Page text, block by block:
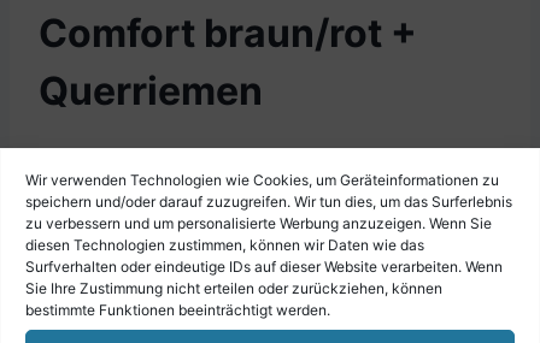
Wir verwenden Technologien wie Cookies, um Geräteinformationen zu
speichern und/oder darauf zuzugreifen. Wir tun dies, um das Surferlebnis
zu verbessern und um personalisierte Werbung anzuzeigen. Wenn Sie
diesen Technologien zustimmen, können wir Daten wie das
Surfverhalten oder eindeutige IDs auf dieser Website verarbeiten. Wenn
Sie Ihre Zustimmung nicht erteilen oder zurückziehen, können
bestimmte Funktionen beeinträchtigt werden.
Comfort braun/rot +
Querriemen